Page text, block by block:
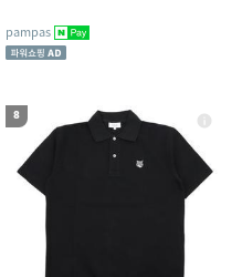
pampas
8